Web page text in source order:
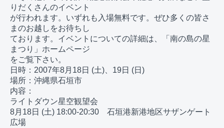
りだくさんのイベント
が行われます。いずれも入場無料です。ぜひ多くの皆さ
まのお越しをお待ちし
ております。イベントについての詳細は、「南の島の星
まつり」ホームページ
をご覧下さい。
日時：2007年8月18日 (土)、19日 (日)
場所：沖縄県石垣市
内容：
ライトダウン星空観望会
8月18日 (土) 18:00-20:30　石垣港新港地区サザンゲート
広場